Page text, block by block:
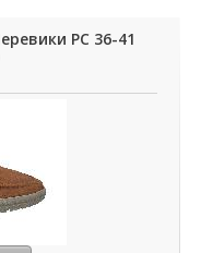
РС 36-41